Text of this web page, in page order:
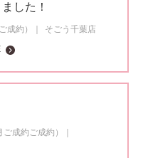
した！
成約）
そごう千葉店
成約ご成約）